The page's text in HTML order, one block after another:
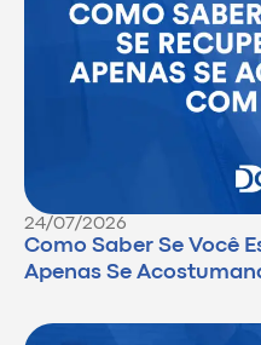
24/07/2026
Como Saber Se Você
Apenas Se